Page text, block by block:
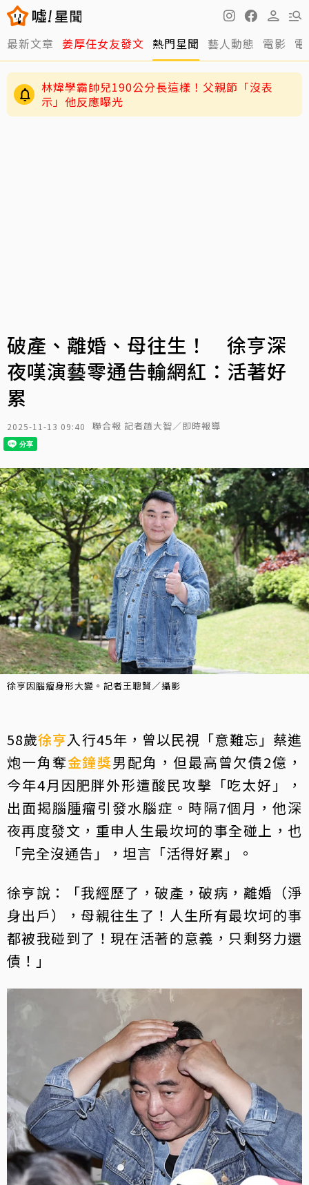
最新文章 姜厚任女友發文 熱門星聞 藝人動態 電影
林煒學霸帥兒190公分長這樣！父親節「沒表
示」他反應曝光
破產、離婚、母往生！ 徐亨深
夜嘆演藝零通告輸網紅：活著好
累
2025-11-13 09:40 聯合報 記者趙大智／即時報導
徐亨因腦瘤身形大變。記者王聰賢／攝影
58歲徐亨入行45年，曾以民視「意難忘」蔡進
炮一角奪金鐘獎男配角，但最高曾欠債2億，
今年4月因肥胖外形遭酸民攻擊「吃太好」，
出面揭腦腫瘤引發水腦症。時隔7個月，他深
夜再度發文，重申人生最坎坷的事全碰上，也
「完全沒通告」，坦言「活得好累」。
徐亨說：「我經歷了，破產，破病，離婚（淨
身出戶），母親往生了！人生所有最坎坷的事
都被我碰到了！現在活著的意義，只剩努力還
債！」